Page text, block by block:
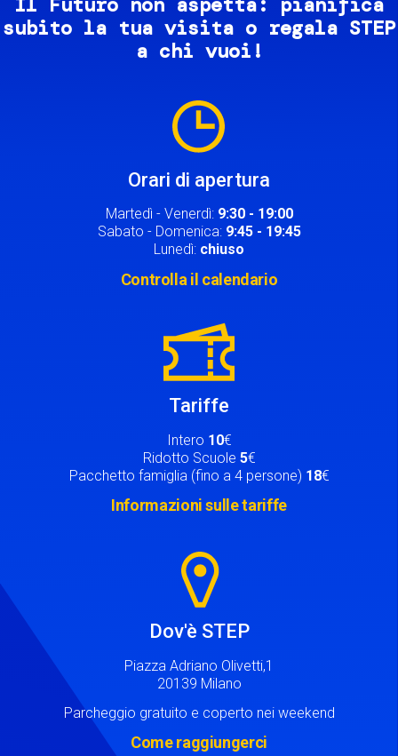
subito la tua visita o regala STEP
a chi vuoi!
Orari di apertura
Martedì - Venerdì: 9:30 - 19:00
Sabato - Domenica: 9:45 - 19:45
Lunedì: chiuso
Controlla il calendario
Tariffe
Intero 10€
Ridotto Scuole 5€
Pacchetto famiglia (fino a 4 persone) 18€
Informazioni sulle tariffe
Dov'è STEP
Piazza Adriano Olivetti,1
20139 Milano
Parcheggio gratuito e coperto nei weekend
Come raggiungerci